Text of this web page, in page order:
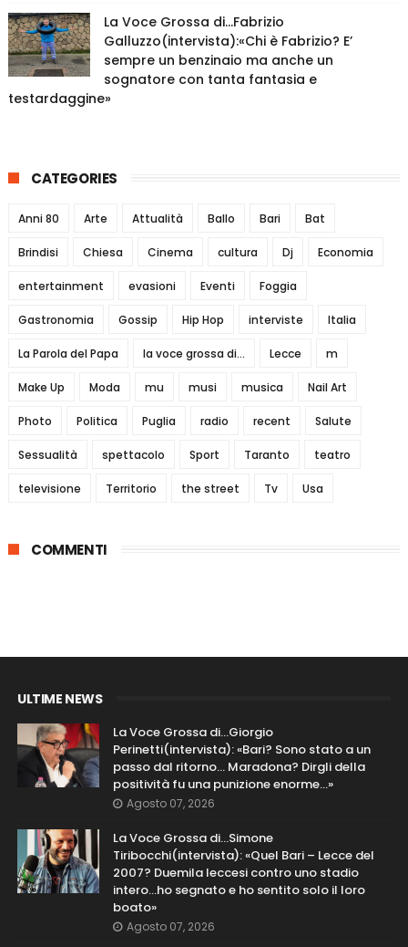
La Voce Grossa di…Fabrizio
Galluzzo(intervista):«Chi è Fabrizio? E’
sempre un benzinaio ma anche un
sognatore con tanta fantasia e
testardaggine»
CATEGORIES
Anni 80 Arte Attualità Ballo Bari Bat
Brindisi Chiesa Cinema cultura Dj Economia
entertainment evasioni Eventi Foggia
Gastronomia Gossip Hip Hop interviste Italia
La Parola del Papa la voce grossa di... Lecce m
Make Up Moda mu musi musica Nail Art
Photo Politica Puglia radio recent Salute
Sessualità spettacolo Sport Taranto teatro
televisione Territorio the street Tv Usa
COMMENTI
ULTIME NEWS
La Voce Grossa di…Giorgio
Perinetti(intervista): «Bari? Sono stato a un
passo dal ritorno... Maradona? Dirgli della
positività fu una punizione enorme…»
Agosto 07, 2026
La Voce Grossa di…Simone
Tiribocchi(intervista): «Quel Bari – Lecce del
2007? Duemila leccesi contro uno stadio
intero...ho segnato e ho sentito solo il loro
boato»
Agosto 07, 2026